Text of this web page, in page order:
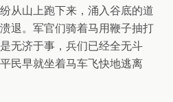
从山上跑下来，涌入谷底的道
退。军官们骑着马用鞭子抽打
无济于事，兵们已经全无斗
民早就坐着马车飞快地逃离